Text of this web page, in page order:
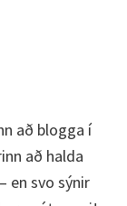
að blogga í
að halda
en svo sýnir